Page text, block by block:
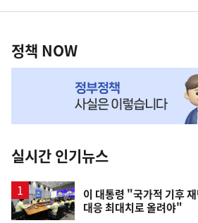
영
책
NOW,
뉴
스
정책 NOW
실시간 인기뉴스
이 대통령 "국가적 기후
대응 최대치로 올려야"